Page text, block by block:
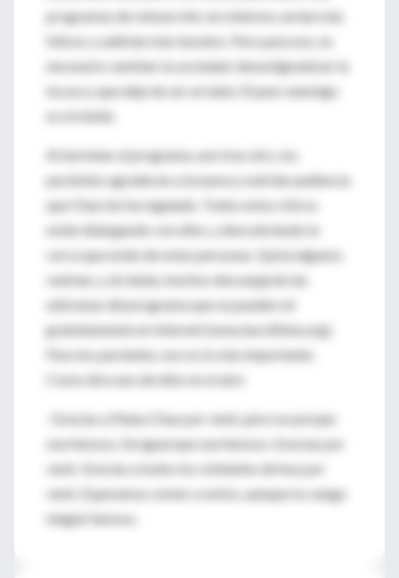
programas de reinserción, los internos serían más
felices y saldrían más baratos. Pero para eso, es
necesario cambiar la sociedad: desestigmatizar la
locura y que deje de ser un tabú. El peor enemigo
es el miedo.
Al terminar el programa, uno tras otro, los
pacientes agradecen a la nueva y nutrida audiencia
que Chao les ha regalado. Todos estos chicos
están dialogando con ellos, y descubriendo lo
cerca que están de estas personas. Quizá algunos
vuelvan, y sin duda, muchos descargarán las
ediciones del programa que se pueden oír
gratuitamente en Internet (www.lacolifata.org).
Para los pacientes, eso es lo más importante.
Como dice uno de ellos en el aire:
-Gracias a Manu Chao por venir, pero no porque
sea famoso. Da igual que sea famoso. Gracias por
venir. Gracias a todos los visitantes de hoy por
venir. Esperamos volver a verlos, aunque no venga
ningún famoso.